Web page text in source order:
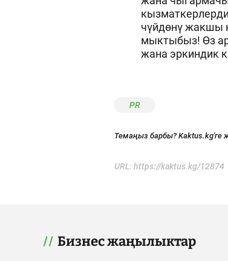
чүйдөнү жакшы
мыктыбыз! Өз
жана эркиндик
PR
Темаңыз барбы? Kaktus.kg'ге
URL: https://kaktus.kg/12874
Бизнес жаңылыктар